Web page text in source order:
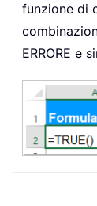
funzione di
ERRORE e